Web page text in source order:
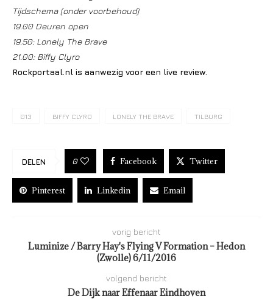
Tijdschema (onder voorbehoud)
19.00 Deuren open
19.50: Lonely The Brave
21.00: Biffy Clyro
Rockportaal.nl is aanwezig voor een live review.
013 BIFFY CLYRO LONELY THE BRAVE TILBURG
DELEN 0 Facebook Twitter
Pinterest Linkedin Email
vorig bericht
Luminize / Barry Hay's Flying V Formation – Hedon
(Zwolle) 6/11/2016
volgend bericht
De Dijk naar Effenaar Eindhoven